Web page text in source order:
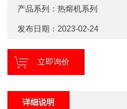
产品系列：热熔机系列
发布日期：2023-02-24
立即询价
详细说明